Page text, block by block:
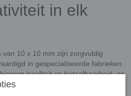
in elk
10 x 10 mm zijn zorgvuldig
in gespecialiseerde fabrieken
kwaliteit en betaalbaarheid, en
voor zowel functionele als